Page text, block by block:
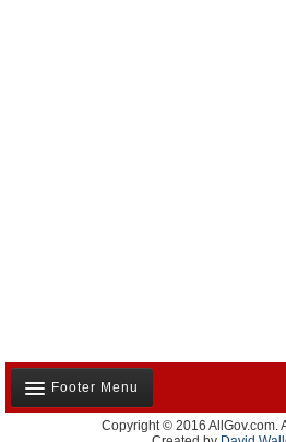
Footer Menu
Notre
Copyright © 2016 AllGov.com.